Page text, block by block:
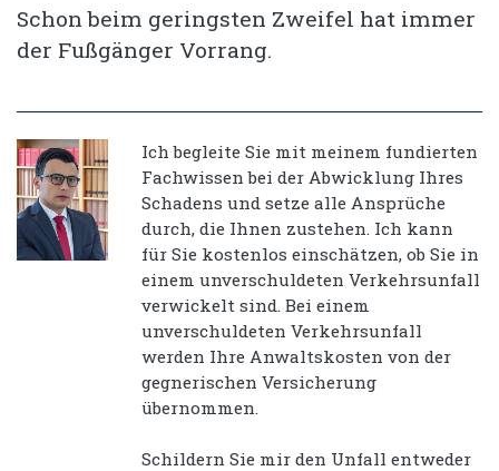
Schon beim geringsten Zweifel hat immer
der Fußgänger Vorrang.
Ich begleite Sie mit meinem fundierten
Fachwissen bei der Abwicklung Ihres
Schadens und setze alle Ansprüche
durch, die Ihnen zustehen. Ich kann
für Sie kostenlos einschätzen, ob Sie in
einem unverschuldeten Verkehrsunfall
verwickelt sind. Bei einem
unverschuldeten Verkehrsunfall
werden Ihre Anwaltskosten von der
gegnerischen Versicherung
übernommen.
Schildern Sie mir den Unfall entweder